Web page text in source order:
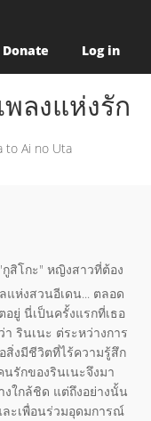
Donate Log in
ลงแห่งรัก
to Ai no Uta
กูสิโกะ" หญิงสาวที่ต้อง
ห่งสวนอีเดน... ตลอด
ยู่ นี่เป็นครั้งแรกที่เธอ
รินเนะ ต่ระหว่างการ
สิ่งมีชีวิตที่ไร้ความรู้สึก
รักของรินเนะจึงมา
งใกล้ชิด แต่ถึงอย่างนั้น
ละเพื่อนร่วมอุดมการณ์